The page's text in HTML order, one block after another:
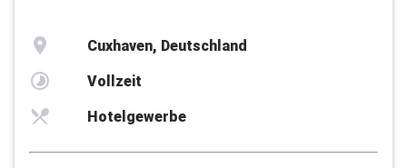
Cuxhaven, Deutschland
Vollzeit
Hotelgewerbe